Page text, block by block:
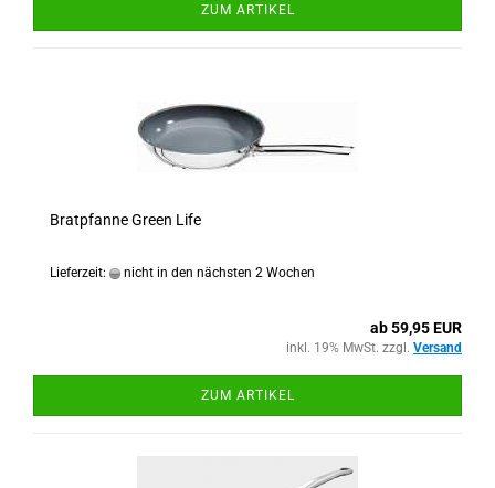
ZUM ARTIKEL
Bratpfanne Green Life
Lieferzeit: nicht in den nächsten 2 Wochen
ab 59,95 EUR
inkl. 19% MwSt. zzgl. Versand
ZUM ARTIKEL